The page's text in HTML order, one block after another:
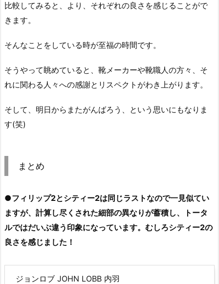
比較してみると、より、それぞれの良さを感じることがで
きます。
そんなことをしている時が至福の時間です。
そうやって眺めていると、靴メーカーや靴職人の方々、そ
れに関わる人々への感謝とリスペクトがわき上がります。
そして、明日からまたがんばろう、という思いにもなりま
す(笑)
まとめ
●フィリップ2とシティー2は同じラストなので一見似てい
ますが、計算し尽くされた細部の異なりが蓄積し、トータ
ルではだいぶ違う印象になっています。むしろシティー2の
良さを感じました！
ジョンロブ JOHN LOBB 内羽